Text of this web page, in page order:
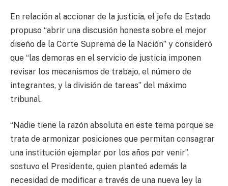
En relación al accionar de la justicia, el jefe de Estado
propuso “abrir una discusión honesta sobre el mejor
diseño de la Corte Suprema de la Nación” y consideró
que “las demoras en el servicio de justicia imponen
revisar los mecanismos de trabajo, el número de
integrantes, y la división de tareas” del máximo
tribunal.
“Nadie tiene la razón absoluta en este tema porque se
trata de armonizar posiciones que permitan consagrar
una institución ejemplar por los años por venir”,
sostuvo el Presidente, quien planteó además la
necesidad de modificar a través de una nueva ley la